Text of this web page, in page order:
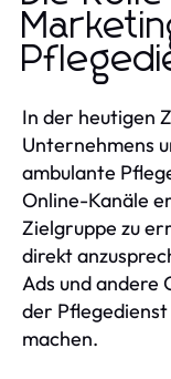
In der heutigen
Unternehmens
ambulante
Online-Kanäle
Zielgruppe zu
direkt
Ads und
der
machen.